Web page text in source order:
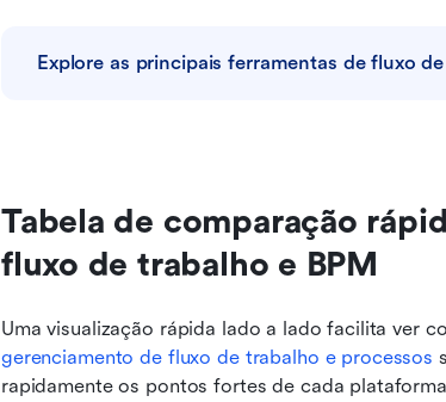
Explore as principais ferramentas de fluxo
Tabela de comparação
fluxo de trabalho e BPM
gerenciamento de fluxo de trabalho e processos
rapidamente os pontos fortes de cada